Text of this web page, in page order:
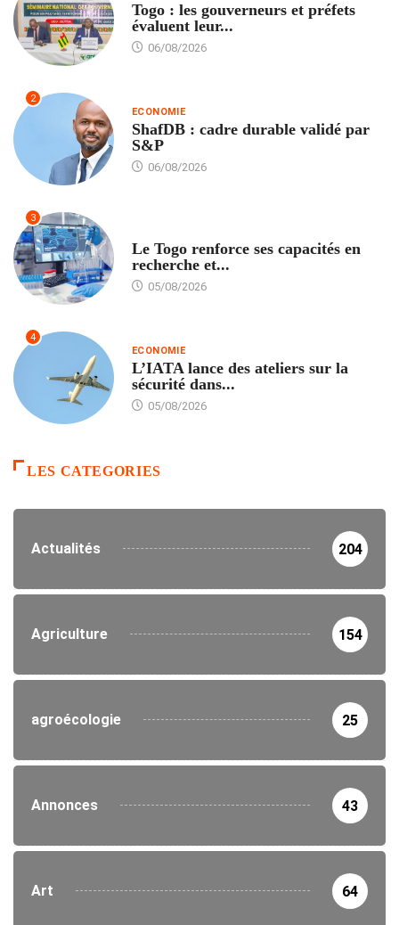
Togo : les gouverneurs et préfets
évaluent leur...
06/08/2026
2
ECONOMIE
ShafDB : cadre durable validé par
S&P
06/08/2026
3
Le Togo renforce ses capacités en
recherche et...
05/08/2026
4
ECONOMIE
L’IATA lance des ateliers sur la
sécurité dans...
05/08/2026
LES CATEGORIES
Actualités 204
Agriculture 154
agroécologie 25
Annonces 43
Art 64